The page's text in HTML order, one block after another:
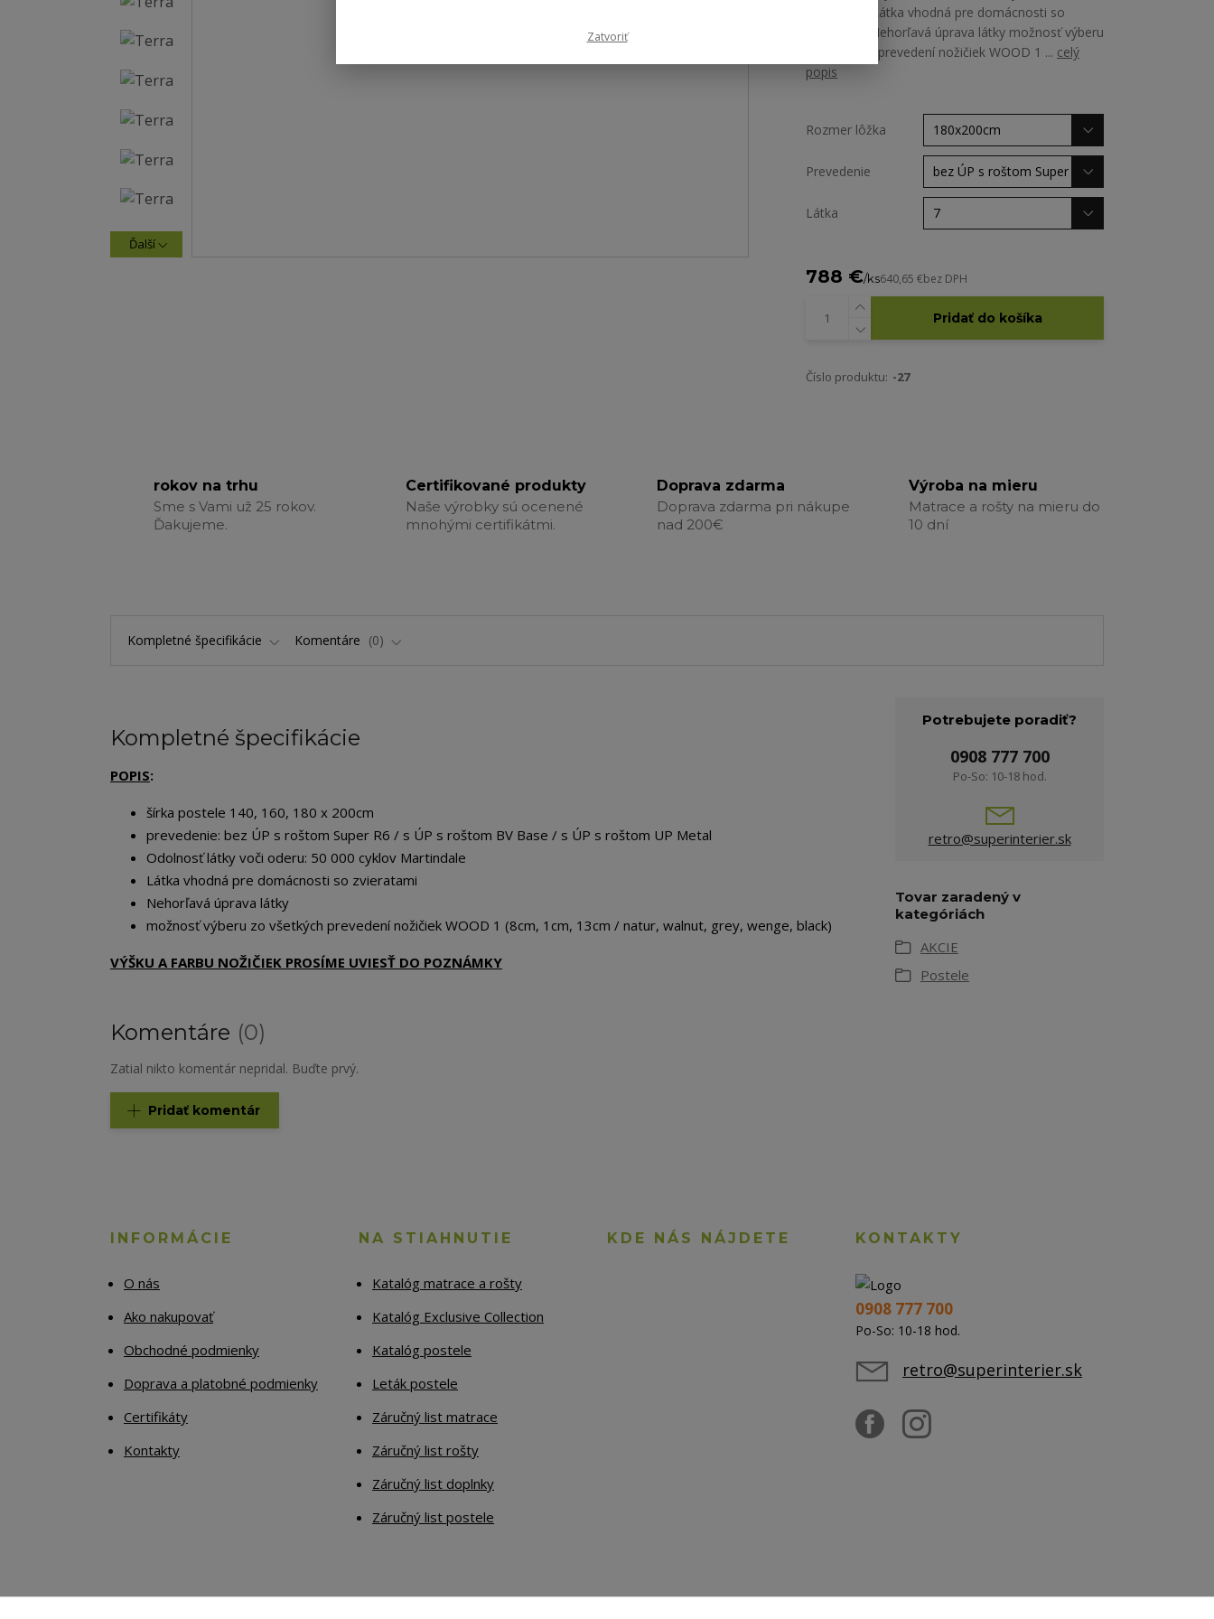
Ďalší
Martindale Látka vhodná pre domácnosti so
zvieratami Nehorľavá úprava látky možnosť výberu
zo všetkých prevedení nožičiek WOOD 1 ... celý
popis
Rozmer lôžka
Prevedenie
Látka
788 €/ks640,65 €bez DPH
Pridať do košíka
Číslo produktu: -27
rokov na trhu
Sme s Vami už 25 rokov.
Ďakujeme.
Certifikované produkty
Naše výrobky sú ocenené
mnohými certifikátmi.
Doprava zdarma
Doprava zdarma pri nákupe
nad 200€
Výroba na mieru
Matrace a rošty na mieru do
10 dní
Kompletné špecifikácie Komentáre 0
Kompletné špecifikácie
POPIS:
šírka postele 140, 160, 180 x 200cm
prevedenie: bez ÚP s roštom Super R6 / s ÚP s roštom BV Base / s ÚP s roštom UP Metal
Odolnosť látky voči oderu: 50 000 cyklov Martindale
Látka vhodná pre domácnosti so zvieratami
Nehorľavá úprava látky
možnosť výberu zo všetkých prevedení nožičiek WOOD 1 (8cm, 1cm, 13cm / natur, walnut, grey, wenge, black)
VÝŠKU A FARBU NOŽIČIEK PROSÍME UVIESŤ DO POZNÁMKY
Komentáre 0
Zatial nikto komentár nepridal. Buďte prvý.
Pridať komentár
Potrebujete poradiť?
0908 777 700
Po-So: 10-18 hod.
retro@superinterier.sk
Tovar zaradený v
kategóriách
AKCIE
Postele
INFORMÁCIE
O nás
Ako nakupovať
Obchodné podmienky
Doprava a platobné podmienky
Certifikáty
Kontakty
NA STIAHNUTIE
Katalóg matrace a rošty
Katalóg Exclusive Collection
Katalóg postele
Leták postele
Záručný list matrace
Záručný list rošty
Záručný list doplnky
Záručný list postele
KDE NÁS NÁJDETE KONTAKTY
0908 777 700
Po-So: 10-18 hod.
retro@superinterier.sk
Zatvoriť